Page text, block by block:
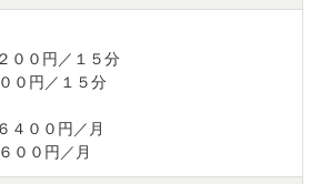
００円／１５分
４００円／月
００円／月